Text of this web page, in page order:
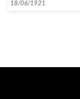
18/06/1921